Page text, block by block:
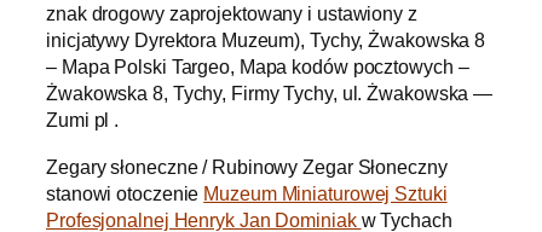
znak drogowy zaprojektowany i ustawiony z
inicjatywy Dyrektora Muzeum), Tychy, Żwakowska 8
– Mapa Polski Targeo, Mapa kodów pocztowych –
Żwakowska 8, Tychy, Firmy Tychy, ul. Żwakowska —
Zumi pl .
Zegary słoneczne / Rubinowy Zegar Słoneczny
stanowi otoczenie Muzeum Miniaturowej Sztuki
Profesjonalnej Henryk Jan Dominiak w Tychach